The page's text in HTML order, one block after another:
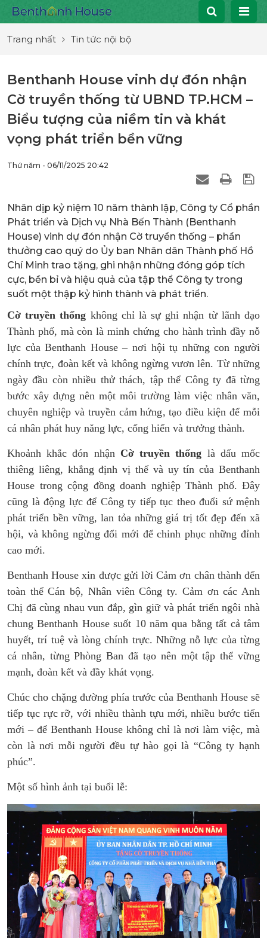
Trang nhất Tin tức nội bộ
Benthanh House vinh dự đón nhận
Cờ truyền thống từ UBND TP.HCM –
Biểu tượng của niềm tin và khát
vọng phát triển bền vững
Thứ năm - 06/11/2025 20:42
Nhân dịp kỷ niệm 10 năm thành lập, Công ty Cổ phần
Phát triển và Dịch vụ Nhà Bến Thành (Benthanh
House) vinh dự đón nhận Cờ truyền thống – phần
thưởng cao quý do Ủy ban Nhân dân Thành phố Hồ
Chí Minh trao tặng, ghi nhận những đóng góp tích
cực, bền bỉ và hiệu quả của tập thể Công ty trong
suốt một thập kỷ hình thành và phát triển.
Cờ truyền thống không chỉ là sự ghi nhận từ lãnh đạo
Thành phố, mà còn là minh chứng cho hành trình đầy nỗ
lực của Benthanh House – nơi hội tụ những con người
chính trực, đoàn kết và không ngừng vươn lên. Từ những
ngày đầu còn nhiều thử thách, tập thể Công ty đã từng
bước xây dựng nên một môi trường làm việc nhân văn,
chuyên nghiệp và truyền cảm hứng, tạo điều kiện để mỗi
cá nhân phát huy năng lực, cống hiến và trưởng thành.
Khoảnh khắc đón nhận Cờ truyền thống là dấu mốc
thiêng liêng, khẳng định vị thế và uy tín của Benthanh
House trong cộng đồng doanh nghiệp Thành phố. Đây
cũng là động lực để Công ty tiếp tục theo đuổi sứ mệnh
phát triển bền vững, lan tỏa những giá trị tốt đẹp đến xã
hội, và không ngừng đổi mới để chinh phục những đỉnh
cao mới.
Benthanh House xin được gửi lời Cảm ơn chân thành đến
toàn thể Cán bộ, Nhân viên Công ty. Cảm ơn các Anh
Chị đã cùng nhau vun đắp, gìn giữ và phát triển ngôi nhà
chung Benthanh House suốt 10 năm qua bằng tất cả tâm
huyết, trí tuệ và lòng chính trực. Những nỗ lực của từng
cá nhân, từng Phòng Ban đã tạo nên một tập thể vững
mạnh, đoàn kết và đầy khát vọng.
Chúc cho chặng đường phía trước của Benthanh House sẽ
tiếp tục rực rỡ, với nhiều thành tựu mới, nhiều bước tiến
mới – để Benthanh House không chỉ là nơi làm việc, mà
còn là nơi mỗi người đều tự hào gọi là “Công ty hạnh
phúc”.
Một số hình ảnh tại buổi lễ: